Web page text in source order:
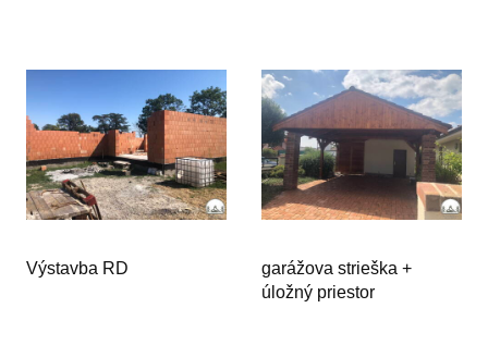
Výstavba RD
garážova strieška +
úložný priestor